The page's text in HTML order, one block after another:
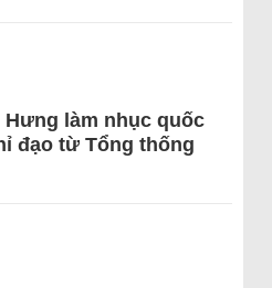
làm nhục quốc
đạo từ Tổng thống